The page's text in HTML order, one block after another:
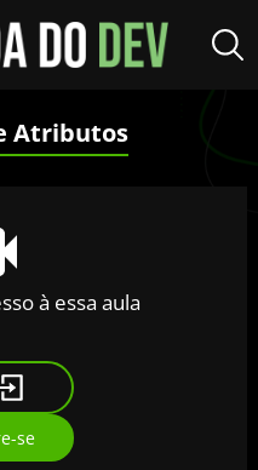
Atributos
à essa aula
se